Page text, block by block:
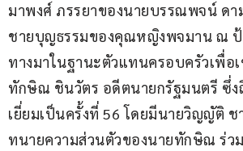
มาพงศ์ ภรรยาของนายบรรณพจน์ ดา
ชายบุญธรรมของคุณหญิงพจมาน ณ ป้
ทางมาในฐานะตัวแทนครอบครัวเพื่อเ
ทักษิณ ชินวัตร อดีตนายกรัฐมนตรี ซึ่ง
เยี่ยมเป็นครั้งที่ 56 โดยมีนายวิญญัติ ช
ทนายความส่วนตัวของนายทักษิณ ร่ว